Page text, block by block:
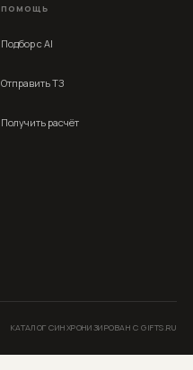
ПОМОЩЬ
Подбор с AI
Отправить ТЗ
Получить расчёт
КАТАЛОГ СИНХРОНИЗИРОВАН С GIFTS.RU